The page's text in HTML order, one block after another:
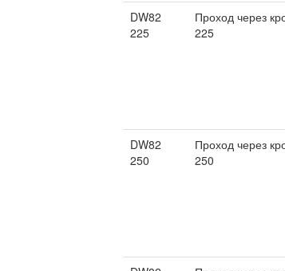
DW82
225
Проход через
225
DW82
250
Проход через
250